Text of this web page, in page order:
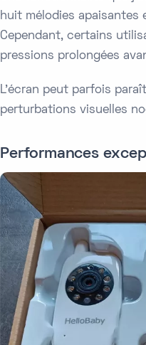
huit mélodies apaisantes
Cependant, certains
pressions prolongées
L'écran peut parfois
perturbations visuelles
Performances